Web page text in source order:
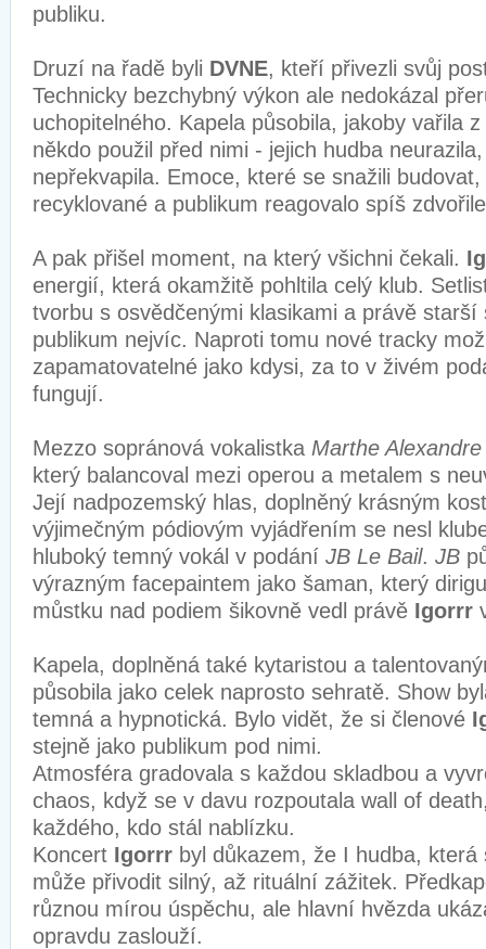
publiku.
Druzí na řadě byli DVNE, kteří přivezli svůj
Technicky bezchybný výkon ale nedokázal
uchopitelného. Kapela působila, jakoby vařila
někdo použil před nimi - jejich hudba
nepřekvapila. Emoce, které se snažili
recyklované a publikum reagovalo spíš
A pak přišel moment, na který všichni čekali.
energií, která okamžitě pohltila celý klub.
tvorbu s osvědčenými klasikami a právě starší
publikum nejvíc. Naproti tomu nové tracky
zapamatovatelné jako kdysi, za to v živém
fungují.
Mezzo sopránová vokalistka Marthe Alexandre
který balancoval mezi operou a metalem s
Její nadpozemský hlas, doplněný krásným
výjimečným pódiovým vyjádřením se nesl
hluboký temný vokál v podání JB Le Bail. JB
výrazným facepaintem jako šaman, který
můstku nad podiem šikovně vedl právě Igorrr
Kapela, doplněná také kytaristou a
působila jako celek naprosto sehratě. Show
temná a hypnotická. Bylo vidět, že si členové
stejně jako publikum pod nimi.
Atmosféra gradovala s každou skladbou a
chaos, když se v davu rozpoutala wall of
každého, kdo stál nablízku.
Koncert Igorrr byl důkazem, že I hudba,
může přivodit silný, až rituální zážitek.
různou mírou úspěchu, ale hlavní hvězda
opravdu zaslouží.